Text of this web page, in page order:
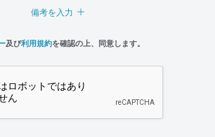
備考を入力
及び利用規約を確認の上、同意します。